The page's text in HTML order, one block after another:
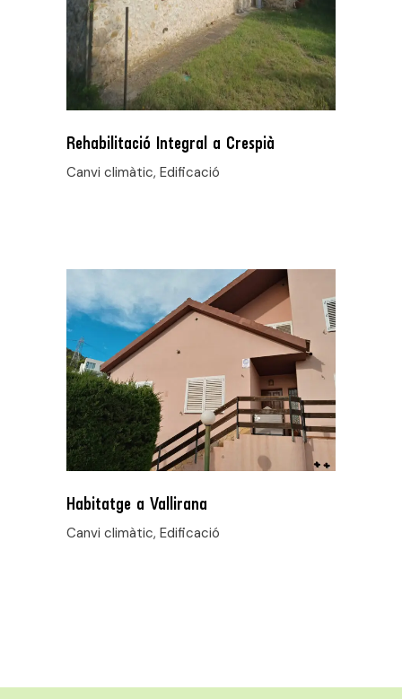
Rehabilitació Integral a Crespià
Canvi climàtic, Edificació
Habitatge a Vallirana
Canvi climàtic, Edificació